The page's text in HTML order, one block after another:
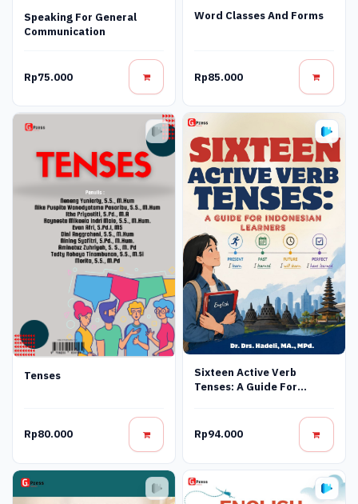
Speaking For General
Communication
Rp75.000
Word Classes And Forms
Rp85.000
Tenses
Rp80.000
Sixteen Active Verb
Tenses: A Guide For
Rp94.000